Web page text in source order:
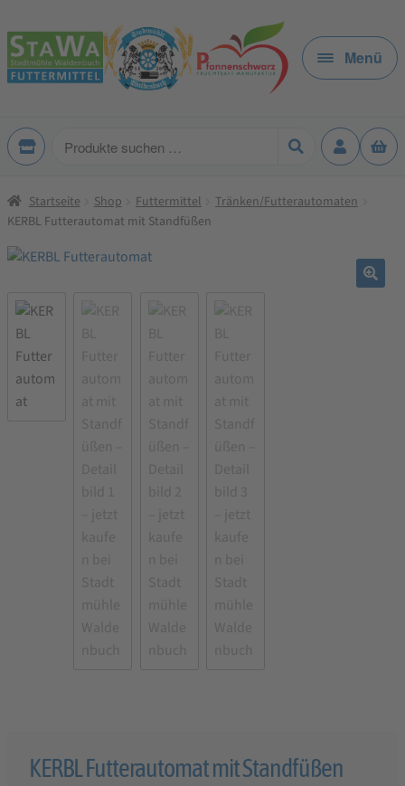
Zur
Navigation
springen
Zum
Inhalt
springen
Menü
Produkte
Startseite Shop Futtermittel
Tränken/Futterautomaten
KERBL Futterautomat mit Standfüßen
KERBL Futterautomat mit Standfüßen